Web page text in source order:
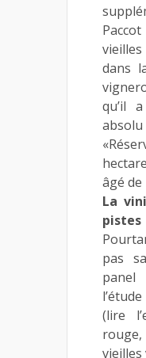
dans
qu’il
âgé de
La
pistes
pas
panel
(lire